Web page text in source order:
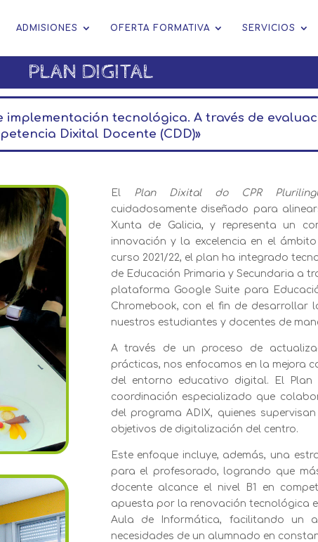
ADMISIONES OFERTA FORMATIVA SERVICIOS
PLAN DIGITAL
implementación tecnológica. A través de
Dixital Docente (CDD)»
El Plan Dixital do CPR
cuidadosamente diseñado para
Xunta de Galicia, y representa un
innovación y la excelencia en el
curso 2021/22, el plan ha integrado
de Educación Primaria y Secundaria a
plataforma Google Suite para
Chromebook, con el fin de desarrollar
nuestros estudiantes y docentes de
A través de un proceso de
prácticas, nos enfocamos en la mejora
del entorno educativo digital. El Plan
coordinación especializado que
del programa ADIX, quienes
objetivos de digitalización del centro.
Este enfoque incluye, además, una
para el profesorado, logrando que
docente alcance el nivel B1 en
apuesta por la renovación tecnológica
Aula de Informática, facilitando un
necesidades de un alumnado en